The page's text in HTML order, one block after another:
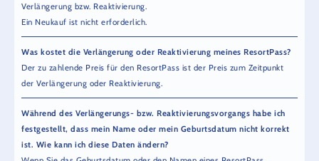
Verlängerung bzw. Reaktivierung.
Ein Neukauf ist nicht erforderlich.
Was kostet die Verlängerung oder Reaktivierung meines ResortPass?
Der zu zahlende Preis für den ResortPass ist der Preis zum Zeitpunkt
der Verlängerung oder Reaktivierung.
Während des Verlängerungs- bzw. Reaktivierungsvorgangs habe ich
festgestellt, dass mein Name oder mein Geburtsdatum nicht korrekt
ist. Wie kann ich diese Daten ändern?